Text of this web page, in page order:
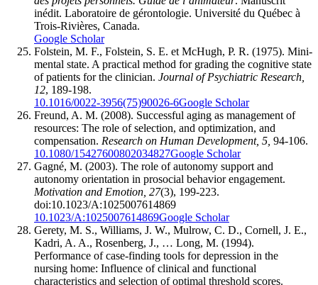
inédit. Laboratoire de gérontologie. Université du Québec à
Trois-Rivières, Canada.
Google Scholar
Folstein, M. F., Folstein, S. E. et McHugh, P. R. (1975). Mini-
mental state. A practical method for grading the cognitive state
of patients for the clinician. Journal of Psychiatric Research,
12, 189-198.
10.1016/0022-3956(75)90026-6Google Scholar
Freund, A. M. (2008). Successful aging as management of
resources: The role of selection, and optimization, and
compensation. Research on Human Development, 5, 94-106.
10.1080/15427600802034827Google Scholar
Gagné, M. (2003). The role of autonomy support and
autonomy orientation in prosocial behavior engagement.
Motivation and Emotion, 27(3), 199-223.
doi:10.1023/A:1025007614869
10.1023/A:1025007614869Google Scholar
Gerety, M. S., Williams, J. W., Mulrow, C. D., Cornell, J. E.,
Kadri, A. A., Rosenberg, J., … Long, M. (1994).
Performance of case-finding tools for depression in the
nursing home: Influence of clinical and functional
characteristics and selection of optimal threshold scores.